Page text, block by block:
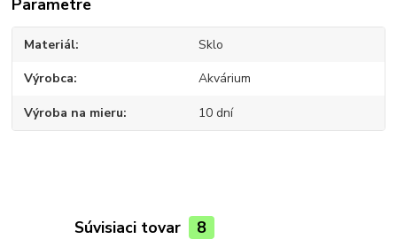
Parametre
Materiál Sklo
Výrobca Akvárium
Výroba na mieru 10 dní
Súvisiaci tovar 8